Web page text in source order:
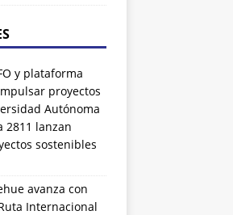
y plataforma
proyectos
Autónoma
2811 lanzan
sostenibles
avanza con
Internacional